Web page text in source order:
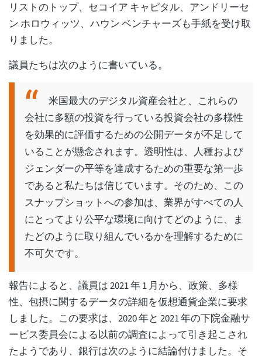
リストのトップ、セコイア キャピタル、アンドリーセ
ン ホロウィッツ、ハウン ベンチャーズも手紙を受け取
りました。
議員たちは次のように書いている。
米国最大のデジタル資産会社と、これらの
会社に多額の投資を行っている投資会社の多様性
を効果的に評価するための公開データが不足して
いることが懸念されます。透明性は、人種および
ジェンダーの平等を達成するための重要な第一歩
であると私たちは信じています。そのため、この
スナップショットへの参加は、業界がすべての人
にとってより公平な環境に向けてどのように、ま
たどのように取り組んでいるかを理解するために
不可欠です。
報告によると、議員は 2021 年 1 月から、政策、多様
性、包摂に関するデータの詳細を仮想通貨企業に要求
しました。この要求は、2020 年と 2021 年の下院金融サ
ービス委員会による以前の調査によって引き起こされ
たようであり、銀行は次のように結論付けました。そ